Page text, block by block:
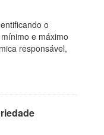
o
e máximo
responsável,